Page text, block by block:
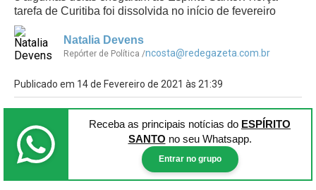
tarefa de Curitiba foi dissolvida no início de fevereiro
Natalia Devens
Repórter de Política /ncosta@redegazeta.com.br
Publicado em 14 de Fevereiro de 2021 às 21:39
Receba as principais notícias do ESPÍRITO
SANTO no seu Whatsapp.
Entrar no grupo